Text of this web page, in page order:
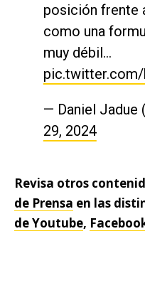
posición frente
como una
muy débil…
pic.twitter.com/
— Daniel Jadue
29, 2024
Revisa otros
de Prensa en las
de Youtube,